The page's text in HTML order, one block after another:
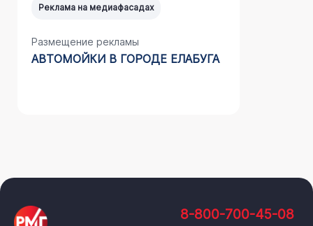
Реклама на медиафасадах
Размещение рекламы
АВТОМОЙКИ В ГОРОДЕ ЕЛАБУГА
8-800-700-45-08